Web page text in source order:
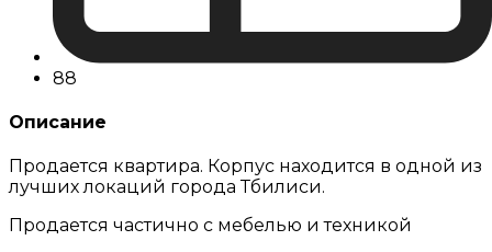
88
Описание
Продается квартира. Корпус находится в одной из
лучших локаций города Тбилиси.
Продается частично с мебелью и техникой